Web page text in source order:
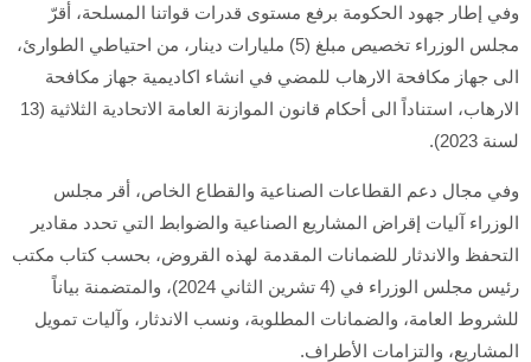
وفي إطار جهود الحكومة برفع مستوى قدرات قواتنا المسلحة، أقرّ
مجلس الوزراء تخصيص مبلغ (5) مليارات دينار، من احتياطي الطوارئ،
الى جهاز مكافحة الارهاب للمضي في انشاء اكاديمية جهاز مكافحة
الارهاب، استناداً الى أحكام قانون الموازنة العامة الاتحادية الثلاثية (13
لسنة 2023).
وفي مجال دعم القطاعات الصناعية والقطاع الخاص، أقر مجلس
الوزراء آليات إقراض المشاريع الصناعية والضوابط التي تحدد مقادير
التحفظ والاندثار للضمانات المقدمة لهذه القروض، بحسب كتاب مكتب
رئيس مجلس الوزراء في (4 تشرين الثاني 2024)، والمتضمنة بياناً
للشروط العامة، والضمانات المطلوبة، ونسب الاندثار، وآليات تمويل
المشاريع، والتزامات الأطراف.